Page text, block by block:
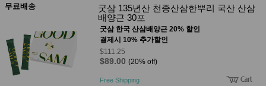
무료배송
굿삼 135년산 천종산삼한뿌리 국산 산삼
배양근 30포
굿삼 한국 산삼배양근 20% 할인
결제시 10% 추가할인
$111.25
$89.00 (20% off)
Free Shipping